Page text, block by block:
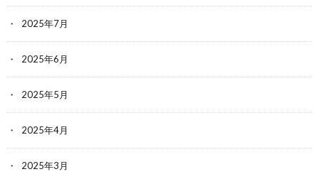
2025年7月
2025年6月
2025年5月
2025年4月
2025年3月